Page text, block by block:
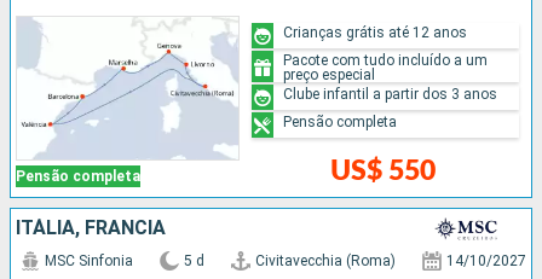
Pensão completa US$ 550
Crianças grátis até 12 anos
Pacote com tudo incluído a um
preço especial
Clube infantil a partir dos 3 anos
Pensão completa
ITÁLIA, FRANCIA
MSC Sinfonia 5 d Civitavecchia (Roma) 14/10/2027